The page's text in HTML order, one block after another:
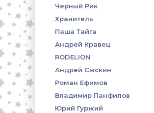
Черный Рик
Хранитель
Паша Тайга
Андрей Кравец
RODELION
Андрей Смскин
Роман Ефимов
Владимир Панфилов
Юрий Гуржий